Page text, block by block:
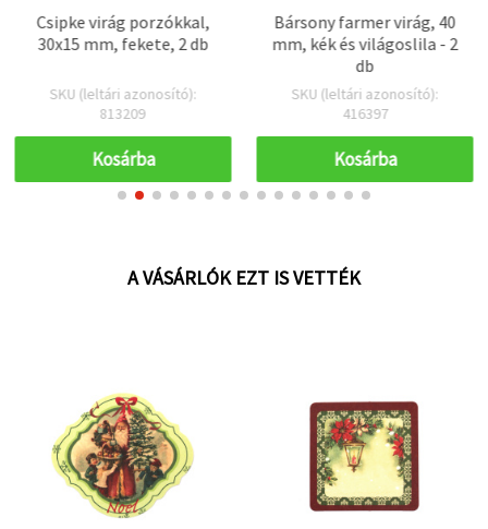
Csipke virág porzókkal,
30x15 mm, fekete, 2 db
SKU (leltári azonosító):
813209
Kosárba
Bársony farmer virág, 40
mm, kék és világoslila - 2
db
SKU (leltári azonosító):
416397
Kosárba
A VÁSÁRLÓK EZT IS VETTÉK